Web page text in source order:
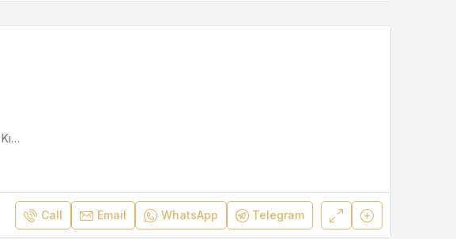
Lapta, Lapta-Alsancak-Çamlıbel Belediyesi, Girne, Kuzey Kıbrıs, Κύπρος - Kıbrıs
Call Email WhatsApp Telegram